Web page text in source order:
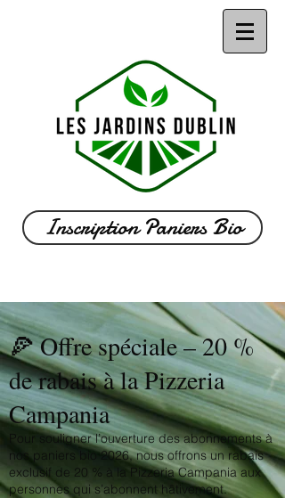
Inscription Paniers Bio
🍕 Offre spéciale – 20 %
de rabais à la Pizzeria
Campania
Pour souligner l’ouverture des abonnements à
nos paniers bio 2026, nous offrons un rabais
exclusif de 20 % à la Pizzeria Campania aux
personnes qui s’abonnent hâtivement.